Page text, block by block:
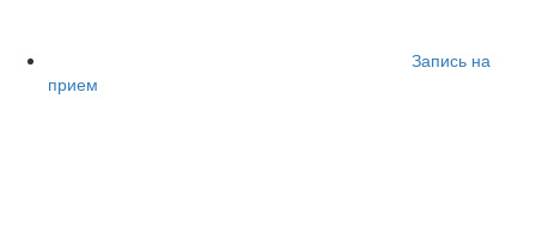
Запись на
прием